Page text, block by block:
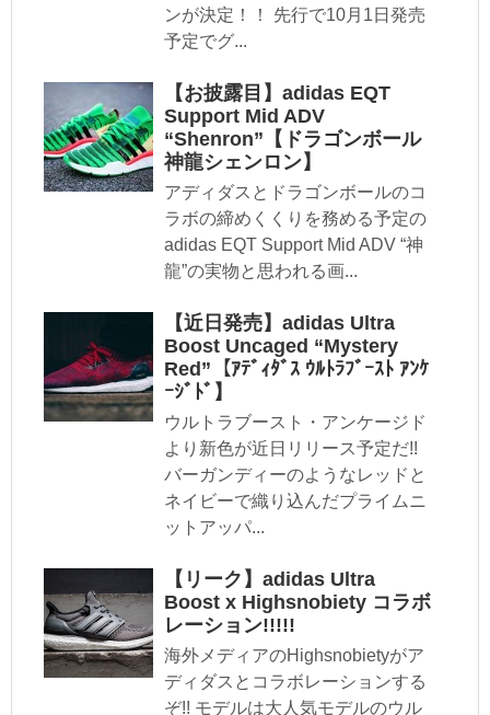
ンが決定！！ 先行で10月1日発売
予定でグ...
【お披露目】adidas EQT
Support Mid ADV
“Shenron”【ドラゴンボール
神龍シェンロン】
アディダスとドラゴンボールのコ
ラボの締めくくりを務める予定の
adidas EQT Support Mid ADV “神
龍”の実物と思われる画...
【近日発売】adidas Ultra
Boost Uncaged “Mystery
Red”【ｱﾃﾞｨﾀﾞｽ ｳﾙﾄﾗﾌﾞｰｽﾄ ｱﾝｹ
ｰｼﾞﾄﾞ】
ウルトラブースト・アンケージド
より新色が近日リリース予定だ!!
バーガンディーのようなレッドと
ネイビーで織り込んだプライムニ
ットアッパ...
【リーク】adidas Ultra
Boost x Highsnobiety コラボ
レーション!!!!!
海外メディアのHighsnobietyがア
ディダスとコラボレーションする
ぞ!! モデルは大人気モデルのウル